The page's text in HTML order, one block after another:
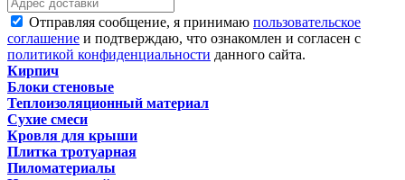
Отправляя сообщение, я принимаю пользовательское
соглашение и подтверждаю, что ознакомлен и согласен с
политикой конфиденциальности данного сайта.
Кирпич
Блоки стеновые
Теплоизоляционный материал
Сухие смеси
Кровля для крыши
Плитка тротуарная
Пиломатериалы